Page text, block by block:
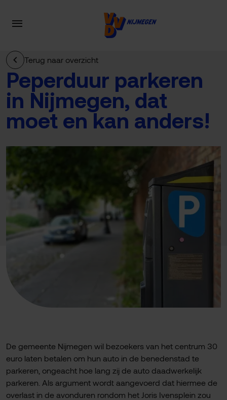
Terug naar overzicht
Peperduur parkeren
in Nijmegen, dat
moet en kan anders!
De gemeente Nijmegen wil bezoekers van het centrum 30
euro laten betalen om hun auto in de benedenstad te
parkeren, ongeacht hoe lang zij de auto daadwerkelijk
parkeren. Als argument wordt aangevoerd dat hiermee de
overlast in de avonduren rondom het Joris Ivensplein zou